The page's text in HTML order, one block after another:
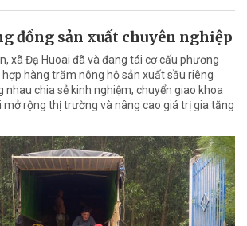
đồng sản xuất chuyên nghiệp
xã Đạ Huoai đã và đang tái cơ cấu phương
hàng trăm nông hộ sản xuất sầu riêng
nhau chia sẻ kinh nghiệm, chuyển giao khoa
mở rộng thị trường và nâng cao giá trị gia tăng